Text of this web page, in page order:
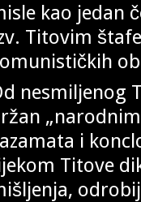
kao jedan
Titovim
nesmiljenog
i
Titove